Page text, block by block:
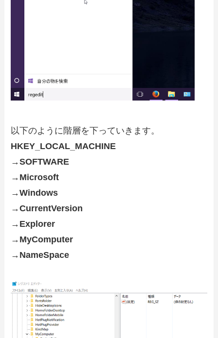
以下のように階層を下っていきます。
HKEY_LOCAL_MACHINE
→SOFTWARE
→Microsoft
→Windows
→CurrentVersion
→Explorer
→MyComputer
→NameSpace